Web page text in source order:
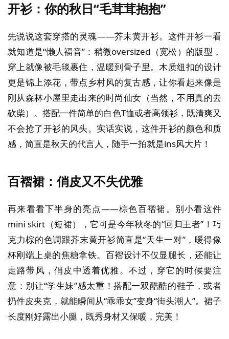
开衫：你的秋日“毛茸茸抱抱”
先说说这套穿搭的灵魂——芥末黄开衫。这件开衫一看
就知道是“懒人福音”：稍微oversized（宽松）的版型，
穿上就像被毛毯裹住，温暖到骨子里。木质纽扣的设计
更是锦上添花，带点乡村风的复古感，让你看起来像是
刚从森林小屋里走出来的时尚仙女（当然，不用真的去
砍柴）。搭配一件简单的白色T恤或者高领衫，既清爽又
不会抢了开衫的风头。实话实说，这件开衫的颜色和质
感，简直是秋天的代言人，随手一拍就是ins风大片！
百褶裙：俏皮又不失优雅
再来看看下半身的亮点——棕色百褶裙。别小看这件
mini skirt（短裙），它可是今年秋冬的“回归王者”！巧
克力棕的色调跟芥末黄开衫简直是“天生一对”，暖得像
杯刚端上桌的焦糖拿铁。百褶设计不仅显腿长，还能让
走路带风，俏皮中透着优雅。不过，穿它的时候要注
意：别让“学生妹”感太重！搭配一双酷酷的鞋子，或者
扔件皮夹克，就能瞬间从“乖乖女”变身“街头潮人”。裙子
长度刚好露出小腿，既秀身材又保暖，完美！